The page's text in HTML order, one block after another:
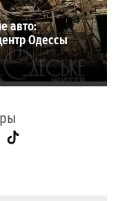
авто:
Одессы
TikTok